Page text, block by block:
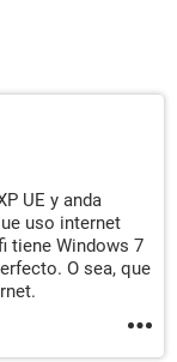
UE y anda
uso internet
tiene Windows 7
O sea, que